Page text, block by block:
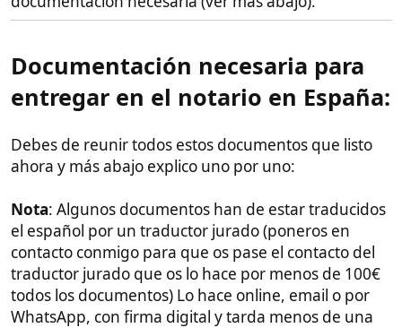
Certificado de empadronamiento : A mino
me lo pidieron por casarme ante notario, pero
si te casas por el registro civil/juzgado.
Certificado de Nacimiento: (Este documento
necesita Apostilla de la DFA, es fácil, y
Cenomar
: Acredita que es soltera (Este
documento necesita Apostilla de la DFA, es
fácil, y traducción jurada cuando lo recibas)
pasaporte, ponedlo en marcha ya, porque
tarda)
Nota: Los documentos te los tiene que enviar por
DHL express. a mi metardaron 3 díasen llegad de
Cebú a Mallorca (aún no me lo creo), y le costó unos
4000 pesos (unos 65€).